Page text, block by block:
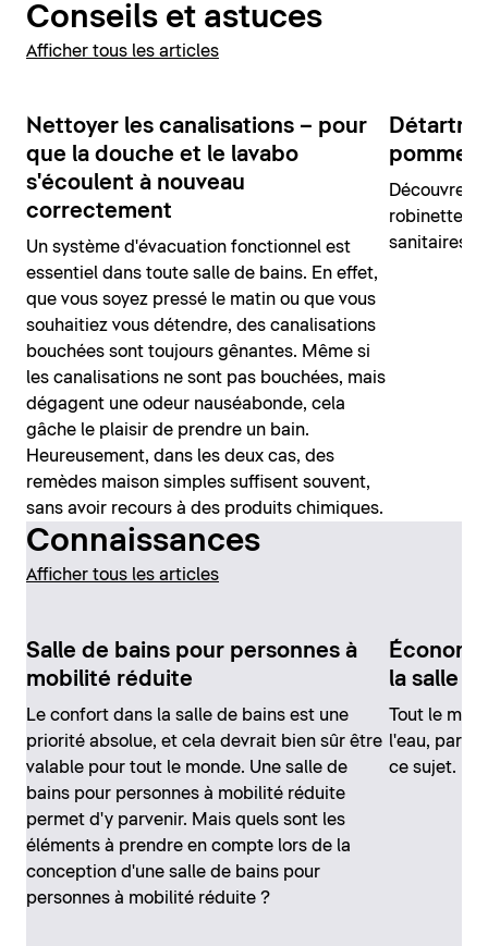
Conseils et astuces
Afficher tous les articles
Nettoyer les canalisations – pour
que la douche et le lavabo
s'écoulent à nouveau
correctement
Un système d'évacuation fonctionnel est
essentiel dans toute salle de bains. En effet,
que vous soyez pressé le matin ou que vous
souhaitiez vous détendre, des canalisations
bouchées sont toujours gênantes. Même si
les canalisations ne sont pas bouchées, mais
dégagent une odeur nauséabonde, cela
gâche le plaisir de prendre un bain.
Heureusement, dans les deux cas, des
remèdes maison simples suffisent souvent,
sans avoir recours à des produits chimiques.
Découvrez
sanitaires.
Connaissances
Afficher tous les articles
Salle de bains pour personnes à
mobilité réduite
Le confort dans la salle de bains est une
priorité absolue, et cela devrait bien sûr être
valable pour tout le monde. Une salle de
bains pour personnes à mobilité réduite
permet d'y parvenir. Mais quels sont les
éléments à prendre en compte lors de la
conception d'une salle de bains pour
personnes à mobilité réduite ?
la salle
Tout le
l'eau,
ce sujet.